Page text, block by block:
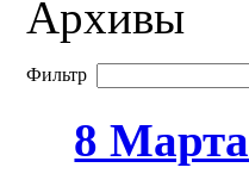
Архивы
Фильтр
8 Марта